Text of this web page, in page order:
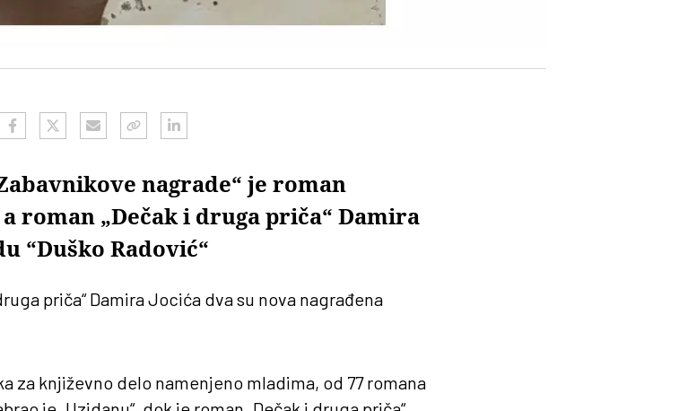
nagrade“ je roman
roman „Dečak i druga priča“ Damira
“Duško Radović“
priča“ Damira Jocića dva su nova nagrađena
za književno delo namenjeno mladima, od 77 romana